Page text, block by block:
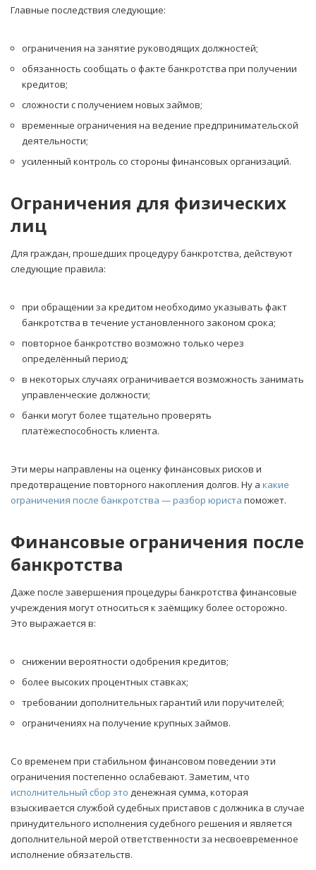
Главные последствия следующие:
ограничения на занятие руководящих должностей;
обязанность сообщать о факте банкротства при получении
кредитов;
сложности с получением новых займов;
временные ограничения на ведение предпринимательской
деятельности;
усиленный контроль со стороны финансовых организаций.
Ограничения для физических
лиц
Для граждан, прошедших процедуру банкротства, действуют
следующие правила:
при обращении за кредитом необходимо указывать факт
банкротства в течение установленного законом срока;
повторное банкротство возможно только через
определённый период;
в некоторых случаях ограничивается возможность занимать
управленческие должности;
банки могут более тщательно проверять
платёжеспособность клиента.
Эти меры направлены на оценку финансовых рисков и
предотвращение повторного накопления долгов. Ну а какие
ограничения после банкротства — разбор юриста поможет.
Финансовые ограничения после
банкротства
Даже после завершения процедуры банкротства финансовые
учреждения могут относиться к заёмщику более осторожно.
Это выражается в:
снижении вероятности одобрения кредитов;
более высоких процентных ставках;
требовании дополнительных гарантий или поручителей;
ограничениях на получение крупных займов.
Со временем при стабильном финансовом поведении эти
ограничения постепенно ослабевают. Заметим, что
исполнительный сбор это денежная сумма, которая
взыскивается службой судебных приставов с должника в случае
принудительного исполнения судебного решения и является
дополнительной мерой ответственности за несвоевременное
исполнение обязательств.